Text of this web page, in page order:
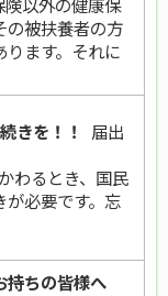
の被扶養者の方
ます。それに
きを！！ 届出
わるとき、国民
必要です。忘
持ちの皆様へ